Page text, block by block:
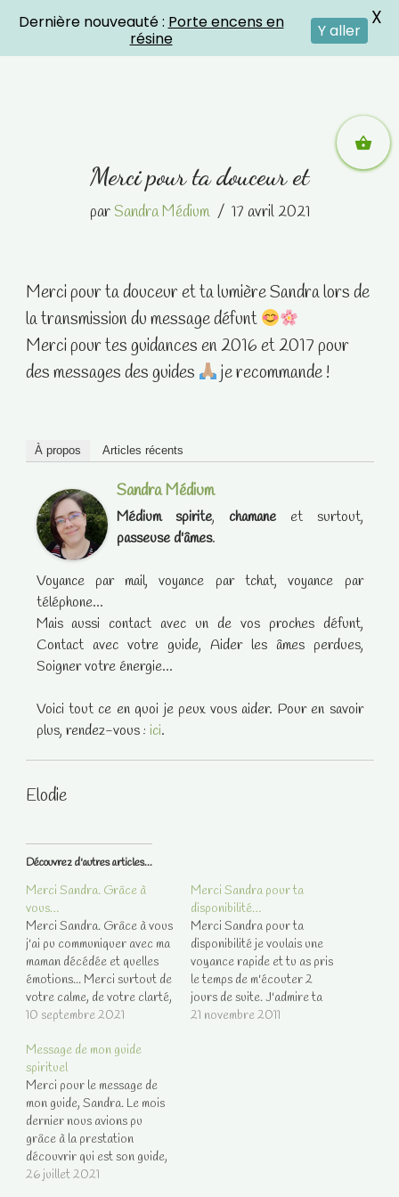
Merci pour ta douceur et
par Sandra Médium 17 avril 2021
Merci pour ta douceur et ta lumière Sandra lors de
la transmission du message défunt
Merci pour tes guidances en 2016 et 2017 pour
des messages des guides
je recommande !
À propos Articles récents
Sandra Médium
Médium spirite, chamaneet surtout,
passeuse d'âmes.
Voyance par mail, voyance par tchat, voyance par
téléphone...
Mais aussi contact avec un de vos proches défunt,
Contact avec votre guide, Aider les âmes perdues,
Soigner votre énergie...
Voici tout ce en quoi je peux vous aider. Pour en savoir
plus, rendez-vous : ici.
Elodie
Découvrez d'autres articles...
Merci Sandra. Grâce à
vous…
Merci Sandra. Grâce à vous
j'ai pu communiquer avec ma
maman décédée et quelles
émotions... Merci surtout de
votre calme, de votre clarté,
et de votre douceur. On ne
temps, tout est fait pour
qu'on se sente à l'aise et ça
fonctionne. Alors Merci…
10 septembre 2021
Merci Sandra pour ta
disponibilité…
Merci Sandra pour ta
disponibilité je voulais une
voyance rapide et tu as pris
le temps de m'écouter 2
jours de suite. J'admire ta
patience et ta gentillesse et
21 novembre 2011
Message de mon guide
spirituel
Merci pour le message de
mon guide, Sandra. Le mois
dernier nous avions pu
grâce à la prestation
découvrir qui est son guide,
m'aider à découvrir
26 juillet 2021
Dernière nouveauté : Porte encens en
résine
Y aller
X
Crystal Energies